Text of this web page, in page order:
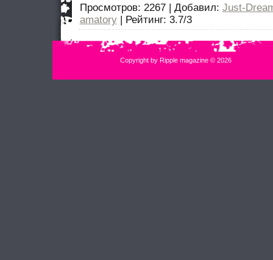
Просмотров: 2267 | Добавил: Just-
amatory| Рейтинг: 3.7/3
Copyright by Ripple magazine © 2026